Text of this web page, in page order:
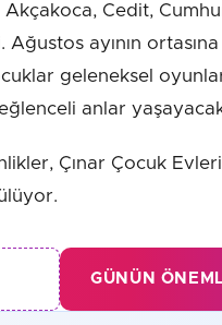
Cedit,
ayının
geleneksel
anlar
Çınar Çocuk
GÜNÜN